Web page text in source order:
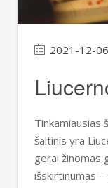
2021-12-06
Tinkamiausias
šaltinis yra
gerai žinomas
išskirtinumas